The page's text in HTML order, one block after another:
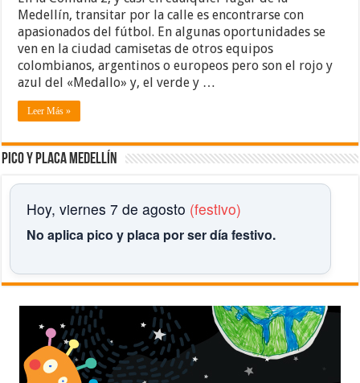
Medellín, transitar por la calle es encontrarse con
apasionados del fútbol. En algunas oportunidades se
ven en la ciudad camisetas de otros equipos
colombianos, argentinos o europeos pero son el rojo y
azul del «Medallo» y, el verde y …
Leer Más »
Pico y placa Medellín
Hoy, viernes 7 de agosto (festivo)
No aplica pico y placa por ser día festivo.